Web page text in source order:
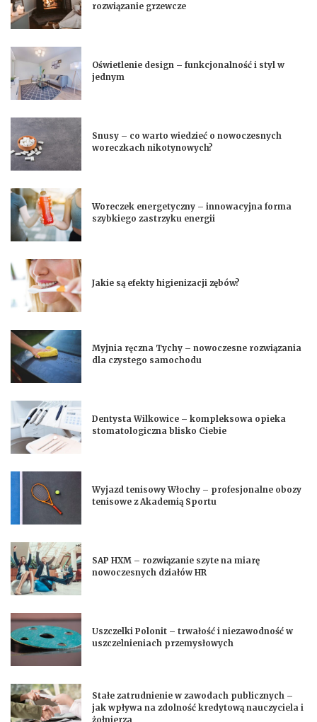
rozwiązanie grzewcze
Oświetlenie design – funkcjonalność i styl w
jednym
Snusy – co warto wiedzieć o nowoczesnych
woreczkach nikotynowych?
Woreczek energetyczny – innowacyjna forma
szybkiego zastrzyku energii
Jakie są efekty higienizacji zębów?
Myjnia ręczna Tychy – nowoczesne rozwiązania
dla czystego samochodu
Dentysta Wilkowice – kompleksowa opieka
stomatologiczna blisko Ciebie
Wyjazd tenisowy Włochy – profesjonalne obozy
tenisowe z Akademią Sportu
SAP HXM – rozwiązanie szyte na miarę
nowoczesnych działów HR
Uszczelki Polonit – trwałość i niezawodność w
uszczelnieniach przemysłowych
Stałe zatrudnienie w zawodach publicznych –
jak wpływa na zdolność kredytową nauczyciela i